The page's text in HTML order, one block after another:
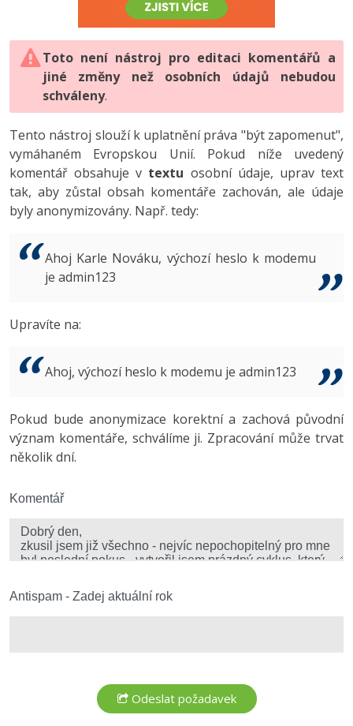
HTML5, CSS3, Bootstrap, SEO
SQL a databáze
Testování a verzování
UML a návrhové vzory
React
Spring
ASP.NET MVC
Best practices
PHP
JavaScript
Python
HTML / CSS
UML a návrhové vzory
MySQL/MariaDB
MS-SQL
Vývojář mobilních aplikací
C# Game developer
Tester
Systémový administrátor
3D grafik
Copywriter
WordPress specialista
-80%
JavaScript -80%
PHP -80%
Swift -80%
Kotlin -80%
VB.NET
Algoritmy -41%
Umělá inteligence (AI) -10%
Fórum
Digitální gramotnost
Marketing
WordPress
SEO
UX
Business
Copywriting
Windows
Kybernetická bezpečnost
Photoshop -80%
Adobe Illustrator -80%
Adobe Lightroom
Adobe XD
Adobe InDesign -25%
Adobe After Effects
Inkscape
Fórum
Toto není nástroj pro editaci komentářů a
jiné změny než osobních údajů nebudou
schváleny.
Tento nástroj slouží k uplatnění práva "být zapomenut",
vymáhaném Evropskou Unií. Pokud níže uvedený
komentář obsahuje v textu osobní údaje, uprav text
tak, aby zůstal obsah komentáře zachován, ale údaje
byly anonymizovány. Např. tedy:
Ahoj Karle Nováku, výchozí heslo k modemu
je admin123
Upravíte na:
Ahoj, výchozí heslo k modemu je admin123
Pokud bude anonymizace korektní a zachová původní
význam komentáře, schválíme ji. Zpracování může trvat
několik dní.
Komentář
Antispam - Zadej aktuální rok